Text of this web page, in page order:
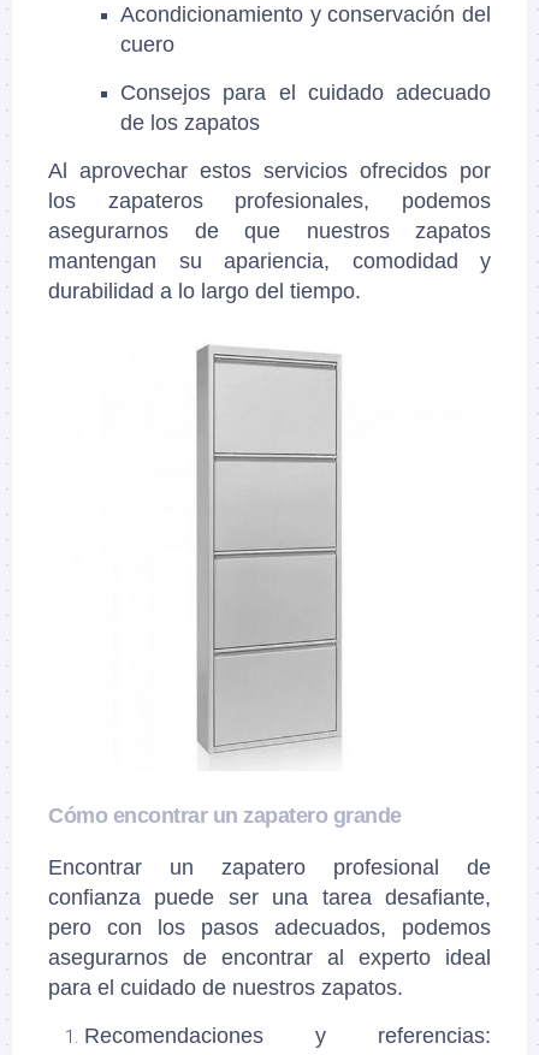
Acondicionamiento y conservación del
cuero
Consejos para el cuidado adecuado
de los zapatos
Al aprovechar estos servicios ofrecidos por
los zapateros profesionales, podemos
asegurarnos de que nuestros zapatos
mantengan su apariencia, comodidad y
durabilidad a lo largo del tiempo.
Cómo encontrar un zapatero grande
Encontrar un zapatero profesional de
confianza puede ser una tarea desafiante,
pero con los pasos adecuados, podemos
asegurarnos de encontrar al experto ideal
para el cuidado de nuestros zapatos.
Recomendaciones y referencias: